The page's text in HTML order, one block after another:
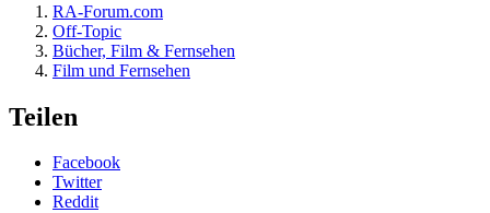
RA-Forum.com
Off-Topic
Bücher, Film & Fernsehen
Film und Fernsehen
Teilen
Facebook
Twitter
Reddit